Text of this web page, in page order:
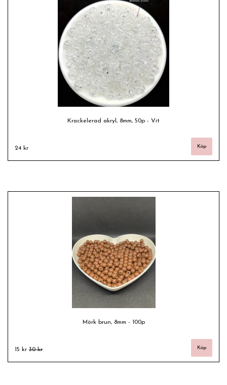
Krackelerad akryl, 8mm, 50p - Vit
24 kr
Mörk brun, 8mm - 100p
15 kr 30 kr